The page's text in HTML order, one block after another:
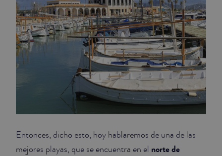
Entonces, dicho esto, hoy hablaremos de una de las
mejores playas, que se encuentra en el norte de